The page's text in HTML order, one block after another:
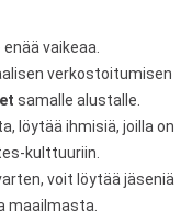
enää vaikeaa.
verkostoitumisen
samalle alustalle.
löytää ihmisiä, joilla on
kulttuuriin.
voit löytää jäseniä
maailmasta.